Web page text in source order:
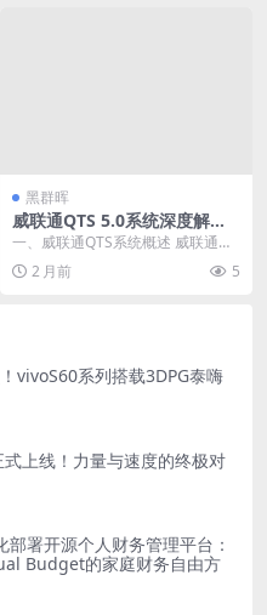
黑群晖
威联通QTS 5.0系统深度解
析：高性能NAS配置与优化全
攻略 – 20260605-032936
一、威联通QTS系统概述 威联通科
技股份有限公司（QNAP Systems,
I... 2 月前 5
vivoS60系列搭载3DPG泰嗨
式上线！力量与速度的终极对
署开源个人财务管理平台：
Budget的家庭财务自由方